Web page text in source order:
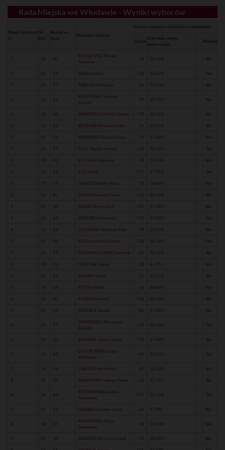
Rada Miejska we Włodawie - Wyniki wyborów
Okręg wyborczy
nr
Nr
listy
Numer na
liście
Nazwisko i Imiona
Głosów ważnych oddanych na kandydata
Liczba
% (w skali okręgu
wyborczego)
Mandat
1 10 10
KURKIEWICZ Tomasz
Stanisław
94 26.26% Nie
1 14 14 BISKO Andrzej 132 36.87% Tak
1 15 15 MAZUREK Wiesław 42 11.73% Nie
1 16 16
NURZYŃSKI Jarosław
Ryszard
25.14% Nie
2 10 10 WOŁOSZUN Elżbieta Dorota 109 28.09% Nie
2 15 15 BEDENAK Wiesława Zofia 91 23.45% Nie
2 16 16 NOWOSAD Mariola Teresa 13.66% Nie
2 19 19 CZUJ Mariusz Henryk 135 34.79% Tak
10 10 RYL Daniel Rajmund 61 16.90% Nie
14 14 FLIS Marek 137 37.95% Tak
15 15 JAMROZ Danuta Maria 14.68% Nie
16 16 DYDIUK Romuald Jerzy 110 30.47% Nie
4 10 10 MIĄCZ Michał Józef 105 31.34% Nie
4 14 14 JARZĄBEK Krzysztof 132 39.40% Tak
4 16 16 OLSZEWSKI Arkadiusz Piotr 29.25% Nie
10 10 FLIS Krzysztof Sylwester 120 36.36% Tak
14 14 GRZYWACZEWSKI Stanisław 69 20.91% Nie
15 15 TRZECIAK Janusz 22 6.67% Nie
16 16 SOLARZ Łukasz 51 15.45% Nie
18 18 KOT Krzysztof 68 20.61% Nie
6 10 10 RUSIŃSKI Henryk 108 34.39% Nie
6 16 16 DERKACZ Konrad 86 27.39% Nie
6 17 17
DYNKIEWICZ Mirosława
Elżbieta
120 38.22% Tak
7 10 10 BIELIŃSKI Janusz Ludwik 114 31.40% Nie
7 14 14
GĄSIOROWSKI Lucjan
Aleksander
189 52.07% Tak
7 16 16 JAŃCZAK Anna Maria 60 16.53% Nie
10 10 BORKOWSKI Tadeusz Paweł 102 21.70% Nie
14 14
SZCZEPAŃSKA Joanna
Radosława
259 55.11% Tak
15 15 ULANIUK Czesław Jerzy 46 9.79% Nie
16 16
KRUKOWSKA Maria
Stanisława
63 13.40% Nie
10 10 ZAŁAPICZ Krzysztof Leszek 79 20.68% Nie